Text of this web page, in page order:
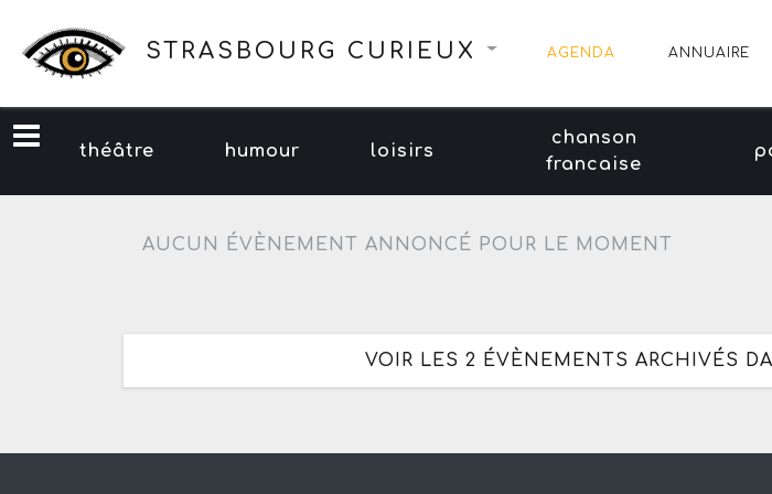
STRASBOURG CURIEUX AGENDA ANNUAIRE
théâtre humour loisirs
chanson
francaise
AUCUN ÉVÈNEMENT ANNONCÉ POUR LE MOMENT
VOIR LES 2 ÉVÈNEMENTS ARCHIVÉS